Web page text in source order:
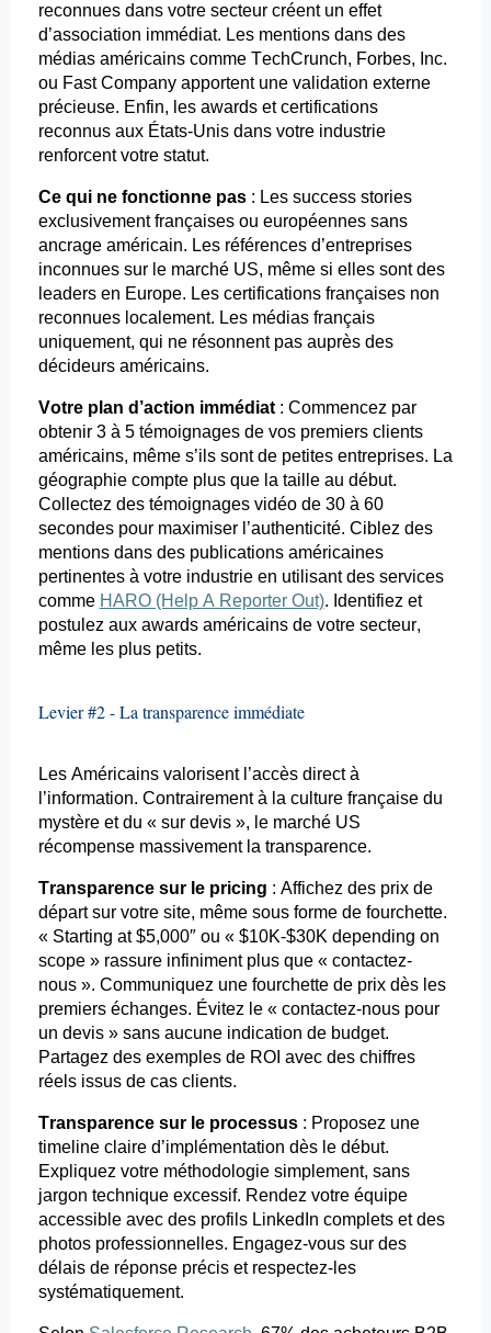
reconnues dans votre secteur créent un effet
d’association immédiat. Les mentions dans des
médias américains comme TechCrunch, Forbes, Inc.
ou FastCompanyapportent une validation externe
précieuse. Enfin, les awardset certifications
reconnus aux États-Unis dans votre industrie
renforcent votre statut.
Ce qui ne fonctionne pas: Les successstories
exclusivement françaises ou européennes sans
ancrage américain. Les références d’entreprises
inconnues sur le marché US, même si elles sont des
leaders en Europe. Les certifications françaises non
reconnues localement. Les médias français
uniquement, qui ne résonnent pas auprès des
décideurs américains.
Votre plan d’action immédiat: Commencez par
obtenir 3 à 5 témoignages de vos premiers clients
américains, même s’ils sont de petites entreprises. La
géographie compte plus que la taille au début.
Collectez des témoignages vidéo de 30 à 60
secondes pour maximiser l’authenticité. Ciblez des
mentions dans des publications américaines
pertinentes à votre industrie en utilisant des services
comme HARO (Help A Reporter Out). Identifiez et
postulez aux awardsaméricains de votre secteur,
même les plus petits.
Levier #2 - La transparence immédiate
Les Américains valorisent l’accès direct à
l’information. Contrairement à la culture française du
mystère et du « sur devis », le marché US
récompense massivement la transparence.
Transparence sur le pricing : Affichez des prix de
départ sur votre site, même sous forme de fourchette.
« Starting at $5,000″ ou « $10K-$30K depending on
scope » rassure infiniment plus que « contactez-
nous ». Communiquez une fourchette de prix dès les
premiers échanges. Évitez le « contactez-nous pour
un devis » sans aucune indication de budget.
Partagez des exemples de ROI avec des chiffres
réels issus de cas clients.
Transparence sur le processus: Proposez une
timeline claire d’implémentation dès le début.
Expliquez votre méthodologie simplement, sans
jargon technique excessif. Rendez votre équipe
accessible avec des profils LinkedIn complets et des
photos professionnelles. Engagez-vous sur des
délais de réponse précis et respectez-les
systématiquement.